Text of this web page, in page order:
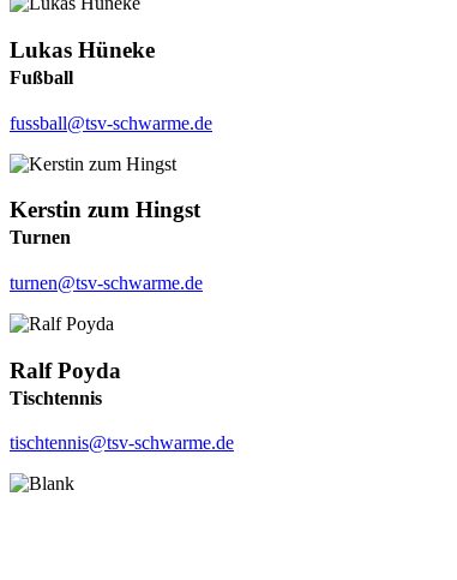
Lukas Hüneke
Fußball
fussball@tsv-schwarme.de
Kerstin zum Hingst
Turnen
turnen@tsv-schwarme.de
Ralf Poyda
Tischtennis
tischtennis@tsv-schwarme.de